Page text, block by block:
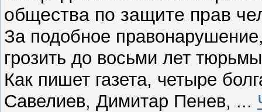
общества по защите прав
За подобное
грозить до восьми лет
Как пишет газета, четыре
Савелиев, Димитар Пенев, ...